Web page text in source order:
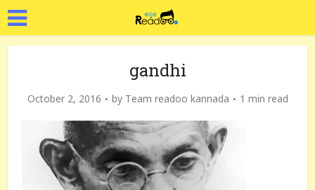
gandhi
October 2, 2016 by Team readoo kannada 1 min read